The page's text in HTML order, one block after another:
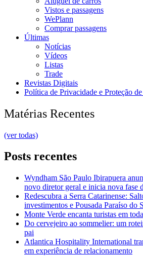
Vistos e passagens
WePlann
Comprar passagens
Últimas
Notícias
Vídeos
Listas
Trade
Revistas Digitais
Política de Privacidade e Proteção
Matérias Recentes
(ver todas)
Posts recentes
Wyndham São Paulo Ibirapuera
novo diretor geral e inicia nova fase
Redescubra a Serra Catarinense:
investimentos e Pousada Paraíso do
Monte Verde encanta turistas em
Do cervejeiro ao sommelier: um
pai
Atlantica Hospitality International
em experiência de relacionamento